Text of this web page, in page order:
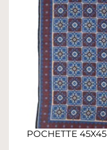
POCHETTE